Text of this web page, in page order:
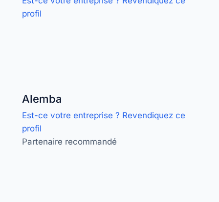
profil
Alemba
Est-ce votre entreprise ? Revendiquez ce
profil
Partenaire recommandé